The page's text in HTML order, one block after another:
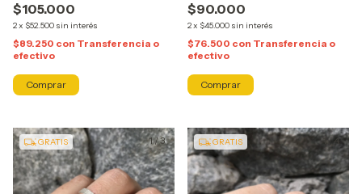
$105.000
2x $52.500 sin interés
$89.250 con Transferencia o
efectivo
Comprar
$90.000
2x $45.000 sin interés
$76.500 con Transferencia o
efectivo
Comprar
1/3
GRATIS 1 /4
GRATIS